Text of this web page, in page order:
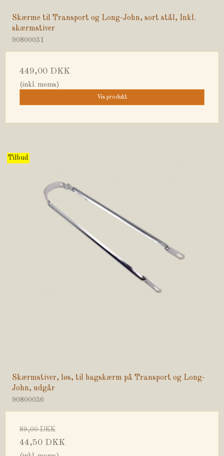
Skærme til Transport og Long-John, sort stål, Inkl.
skærmstiver
90800031
449,00 DKK
(inkl. moms)
Vis produkt
Tilbud
Skærmstiver, løs, til bagskærm på Transport og Long-
John, udgår
90800036
89,00 DKK
44,50 DKK